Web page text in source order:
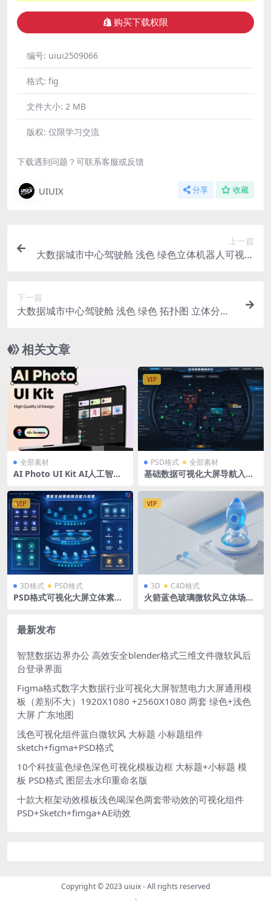
购买下载权限
编号: uiui2509066
格式: fig
文件大小: 2 MB
版权: 仅限学习交流
下载遇到问题？可联系客服或反馈
UIUIX 分享 收藏
上一篇
大数据城市中心驾驶舱 浅色 绿色立体机器人可视化
下一篇
大数据城市中心驾驶舱 浅色 绿色 拓扑图 立体分层
相关文章
全部素材
AI Photo UI Kit AI人工智能
户操作界面套件按钮、滑块、
菜单组件Fig模板65+
VIP
PSD格式 全部素材
基础数据可视化大屏导航入口
VIP
3D格式 PSD格式
PSD格式可视化大屏立体素材
VIP
3D C4D格式
火箭蓝色玻璃微软风立体场景
最新发布
智慧数据边界办公 高效安全blender格式三维文件微软风后
台登录界面
Figma格式数字大数据行业可视化大屏智慧电力大屏通用模
板（差别不大）1920X1080 +2560X1080 两套 绿色+浅色
大屏 广东地图
浅色可视化组件蓝白微软风 大标题 小标题组件
sketch+figma+PSD格式
10个科技蓝色绿色深色可视化模板边框 大标题+小标题 模
板 PSD格式 图层去水印重命名版
十款大框架动效模板浅色喝深色两套带动效的可视化组件
PSD+Sketch+fimga+AE动效
Copyright © 2023 uiuix- All rights reserved
.